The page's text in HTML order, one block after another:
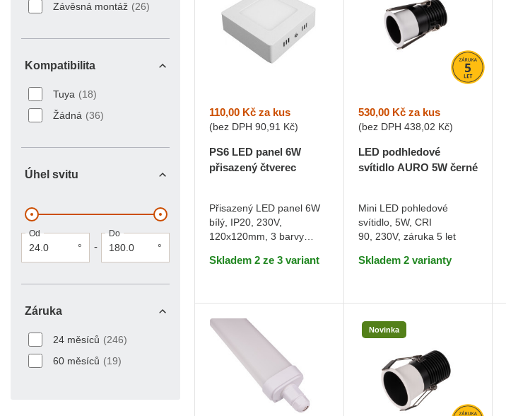
Závěsná montáž (26)
Kompatibilita
Kompatibilita
Tuya (18)
Žádná (36)
Úhel svitu
Od
° -
Do
°
Záruka
Záruka
24 měsíců (246)
60 měsíců (19)
110,00 Kč za kus
(bez DPH 90,91 Kč)
PS6 LED panel 6W
přisazený čtverec
Přisazený LED panel 6W
bílý, IP20, 230V,
120x120mm, 3 barvy
Skladem 2 ze 3 variant
DO KOŠÍKU
530,00 Kčza kus
(bez DPH 438,02 Kč)
LED podhledové
svítidlo AURO 5W černé
Mini LED pohledové
svítidlo, 5W, CRI
90, 230V, záruka 5 let
Skladem 2 varianty
DO KOŠÍKU
Novinka